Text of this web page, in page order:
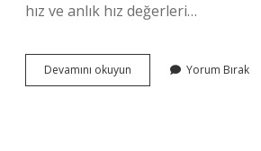
hız ve anlık hız değerleri…
Devamını okuyun
Zamanda
Yorum Bırak